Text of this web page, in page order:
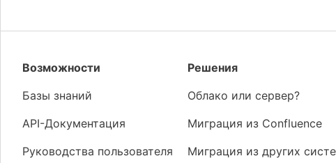
Возможности
Базы знаний
API-Документация
Руководства пользователя
Решения
Облако или сервер?
Миграция из Confluence
Миграция из других